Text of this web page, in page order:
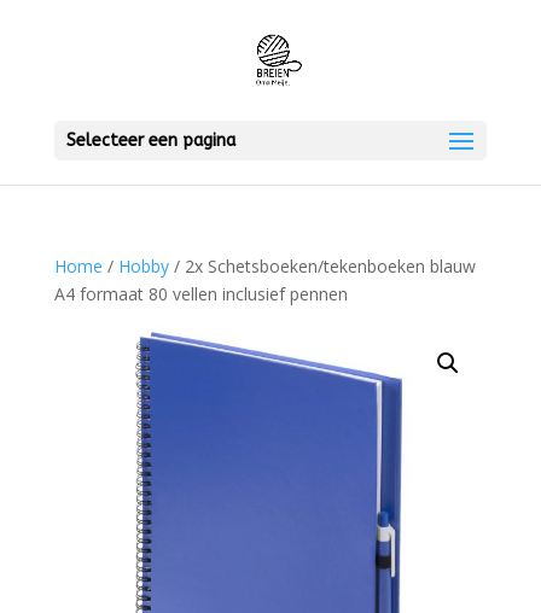
Selecteer een pagina
Home / Hobby/ 2x Schetsboeken/tekenboeken blauw
A4 formaat 80 vellen inclusief pennen